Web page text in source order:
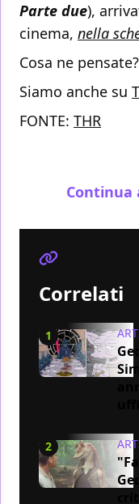
Parte due),
cinema, nella
Cosa ne
Siamo anche su
FONTE: THR
Continua
Correlati
1
2